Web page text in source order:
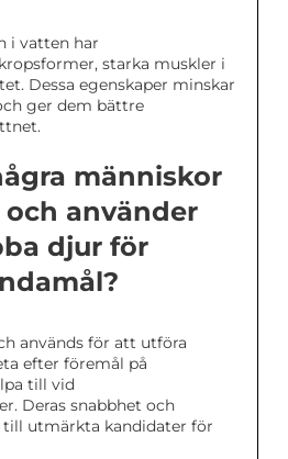
i vatten har
starka muskler i
Dessa egenskaper minskar
ger dem bättre
människor
använder
djur för
används för att utföra
efter föremål på
till vid
Deras snabbhet och
utmärkta kandidater för